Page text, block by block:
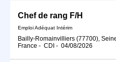
Chef de rang F/H
Emploi Adéquat Intérim
Bailly-Romainvilliers (77700),
France - CDI - 04/08/2026